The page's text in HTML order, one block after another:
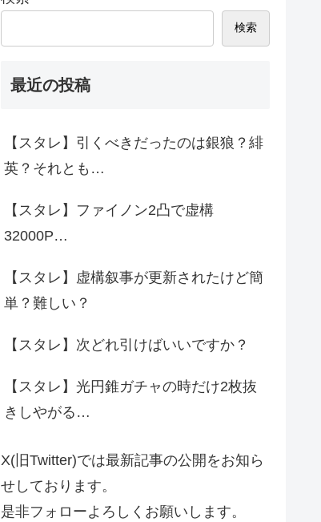
検索
最近の投稿
【スタレ】引くべきだったのは銀狼？緋
英？それとも…
【スタレ】ファイノン2凸で虚構
32000P…
【スタレ】虚構叙事が更新されたけど簡
単？難しい？
【スタレ】次どれ引けばいいですか？
【スタレ】光円錐ガチャの時だけ2枚抜
きしやがる…
X(旧Twitter)では最新記事の公開をお知ら
せしております。
是非フォローよろしくお願いします。